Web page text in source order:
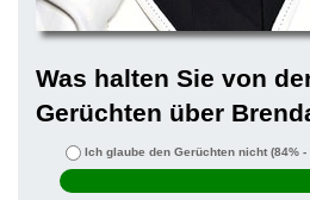
Was halten Sie von
Gerüchten über
Ich glaube den Gerüchten nicht(84% -